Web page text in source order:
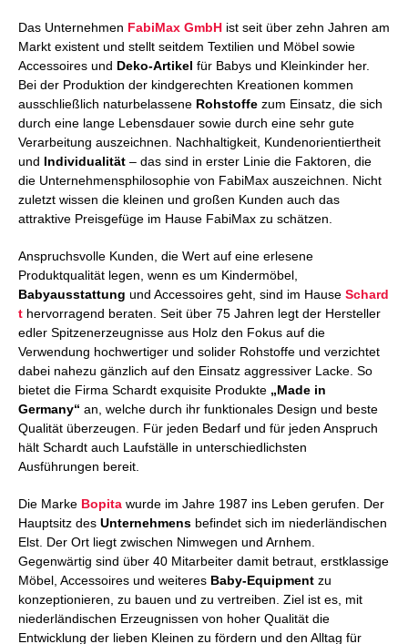
Das Unternehmen FabiMax GmbH ist seit über zehn Jahren am
Markt existent und stellt seitdem Textilien und Möbel sowie
Accessoires und Deko-Artikel für Babys und Kleinkinder her.
Bei der Produktion der kindgerechten Kreationen kommen
ausschließlich naturbelassene Rohstoffe zum Einsatz, die sich
durch eine lange Lebensdauer sowie durch eine sehr gute
Verarbeitung auszeichnen. Nachhaltigkeit, Kundenorientiertheit
und Individualität – das sind in erster Linie die Faktoren, die
die Unternehmensphilosophie von FabiMax auszeichnen. Nicht
zuletzt wissen die kleinen und großen Kunden auch das
attraktive Preisgefüge im Hause FabiMax zu schätzen.
Anspruchsvolle Kunden, die Wert auf eine erlesene
Produktqualität legen, wenn es um Kindermöbel,
Babyausstattung und Accessoires geht, sind im Hause Schard
t hervorragend beraten. Seit über 75 Jahren legt der Hersteller
edler Spitzenerzeugnisse aus Holz den Fokus auf die
Verwendung hochwertiger und solider Rohstoffe und verzichtet
dabei nahezu gänzlich auf den Einsatz aggressiver Lacke. So
bietet die Firma Schardt exquisite Produkte „Made in
Germany“ an, welche durch ihr funktionales Design und beste
Qualität überzeugen. Für jeden Bedarf und für jeden Anspruch
hält Schardt auch Laufställe in unterschiedlichsten
Ausführungen bereit.
Die Marke Bopita wurde im Jahre 1987 ins Leben gerufen. Der
Hauptsitz des Unternehmens befindet sich im niederländischen
Elst. Der Ort liegt zwischen Nimwegen und Arnhem.
Gegenwärtig sind über 40 Mitarbeiter damit betraut, erstklassige
Möbel, Accessoires und weiteres Baby-Equipment zu
konzeptionieren, zu bauen und zu vertreiben. Ziel ist es, mit
niederländischen Erzeugnissen von hoher Qualität die
Entwicklung der lieben Kleinen zu fördern und den Alltag für